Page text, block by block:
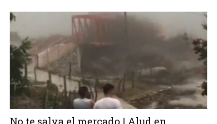
No te salva el mercado | Alud en